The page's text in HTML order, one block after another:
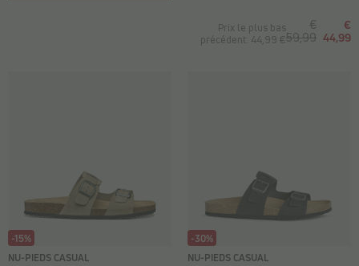
Prix le plus bas
précédent: 44,99 €
€
59,99
€
44,99
-15%
NU-PIEDS CASUAL
-30%
NU-PIEDS CASUAL